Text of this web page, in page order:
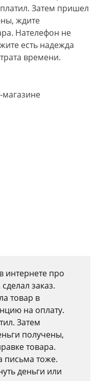
Затем пришел
ждите
Нателефон не
есть надежда
времени.
интернете про
заказ.
товар в
на оплату.
Затем
получены,
товара.
письма тоже.
деньги или